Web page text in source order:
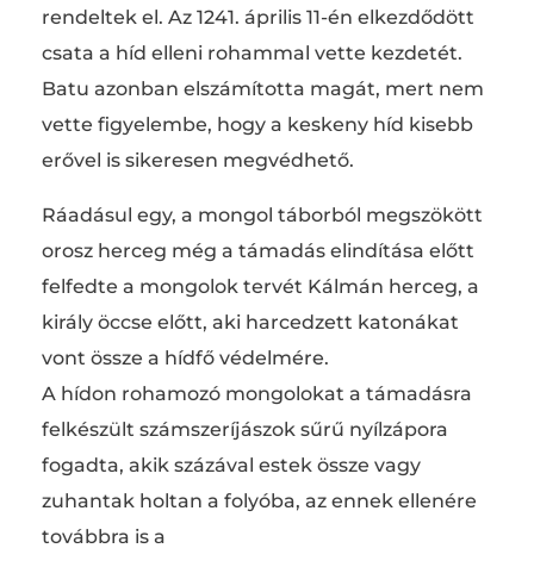
rendeltek el. Az 1241. április 11-én elkezdődött
csata a híd elleni rohammal vette kezdetét.
Batu azonban elszámította magát, mert nem
vette figyelembe, hogy a keskeny híd kisebb
erővel is sikeresen megvédhető.
Ráadásul egy, a mongol táborból megszökött
orosz herceg még a támadás elindítása előtt
felfedte a mongolok tervét Kálmán herceg, a
király öccse előtt, aki harcedzett katonákat
vont össze a hídfő védelmére.
A hídon rohamozó mongolokat a támadásra
felkészült számszeríjászok sűrű nyílzápora
fogadta, akik százával estek össze vagy
zuhantak holtan a folyóba, az ennek ellenére
továbbra is a